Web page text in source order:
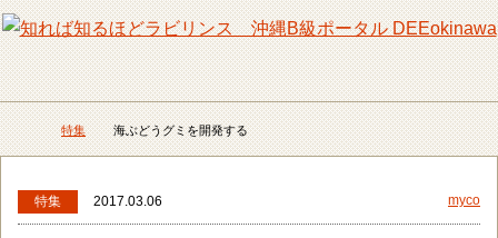
メニュー 検
DEEokinawaトップ
特集 海ぶどうグミを開発する
特集 2017.03.06 myco